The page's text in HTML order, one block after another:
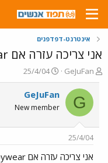
אינטרנט-דפדפנים
אני צריכה עזרה אם spywear מסוים
פ
ו
ת
ח
ה
ש
א
GeJuFan
פ
ו
ר
ס
ם
ר
25/4/04
G
GeJuFan
New member
25/4/04
אני צריכה עזרה אם spywear מסוים